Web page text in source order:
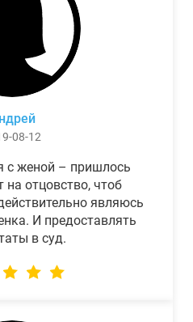
08-12
с женой – пришлось
на отцовство, чтоб
являюсь
И предоставлять
в суд.